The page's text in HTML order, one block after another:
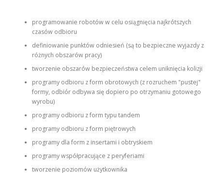
programowanie robotów w celu osiągnięcia najkrótszych
czasów odbioru
definiowanie punktów odniesień (są to bezpieczne wyjazdy z
różnych obszarów pracy)
tworzenie obszarów bezpieczeństwa celem uniknięcia kolizji
programy odbioru z form obrotowych (z rozruchem "pustej"
formy, odbiór odbywa się dopiero po otrzymaniu gotowego
wyrobu)
programy odbioru z form typu tandem
programy odbioru z form piętrowych
programy dla form z insertami i obtryskiem
programy współpracujące z peryferiami
tworzenie poziomów użytkownika